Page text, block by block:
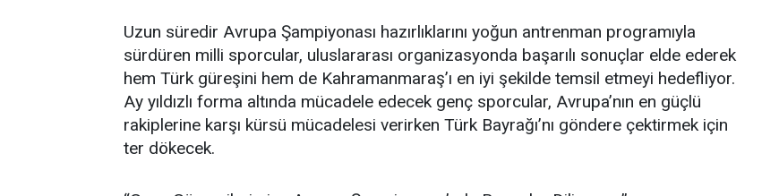
Uzun süredir Avrupa Şampiyonası hazırlıklarını yoğun antrenman programıyla
sürdüren milli sporcular, uluslararası organizasyonda başarılı sonuçlar elde ederek
hem Türk güreşini hem de Kahramanmaraş’ı en iyi şekilde temsil etmeyi hedefliyor.
Ay yıldızlı forma altında mücadele edecek genç sporcular, Avrupa’nın en güçlü
rakiplerine karşı kürsü mücadelesi verirken Türk Bayrağı’nı göndere çektirmek için
ter dökecek.